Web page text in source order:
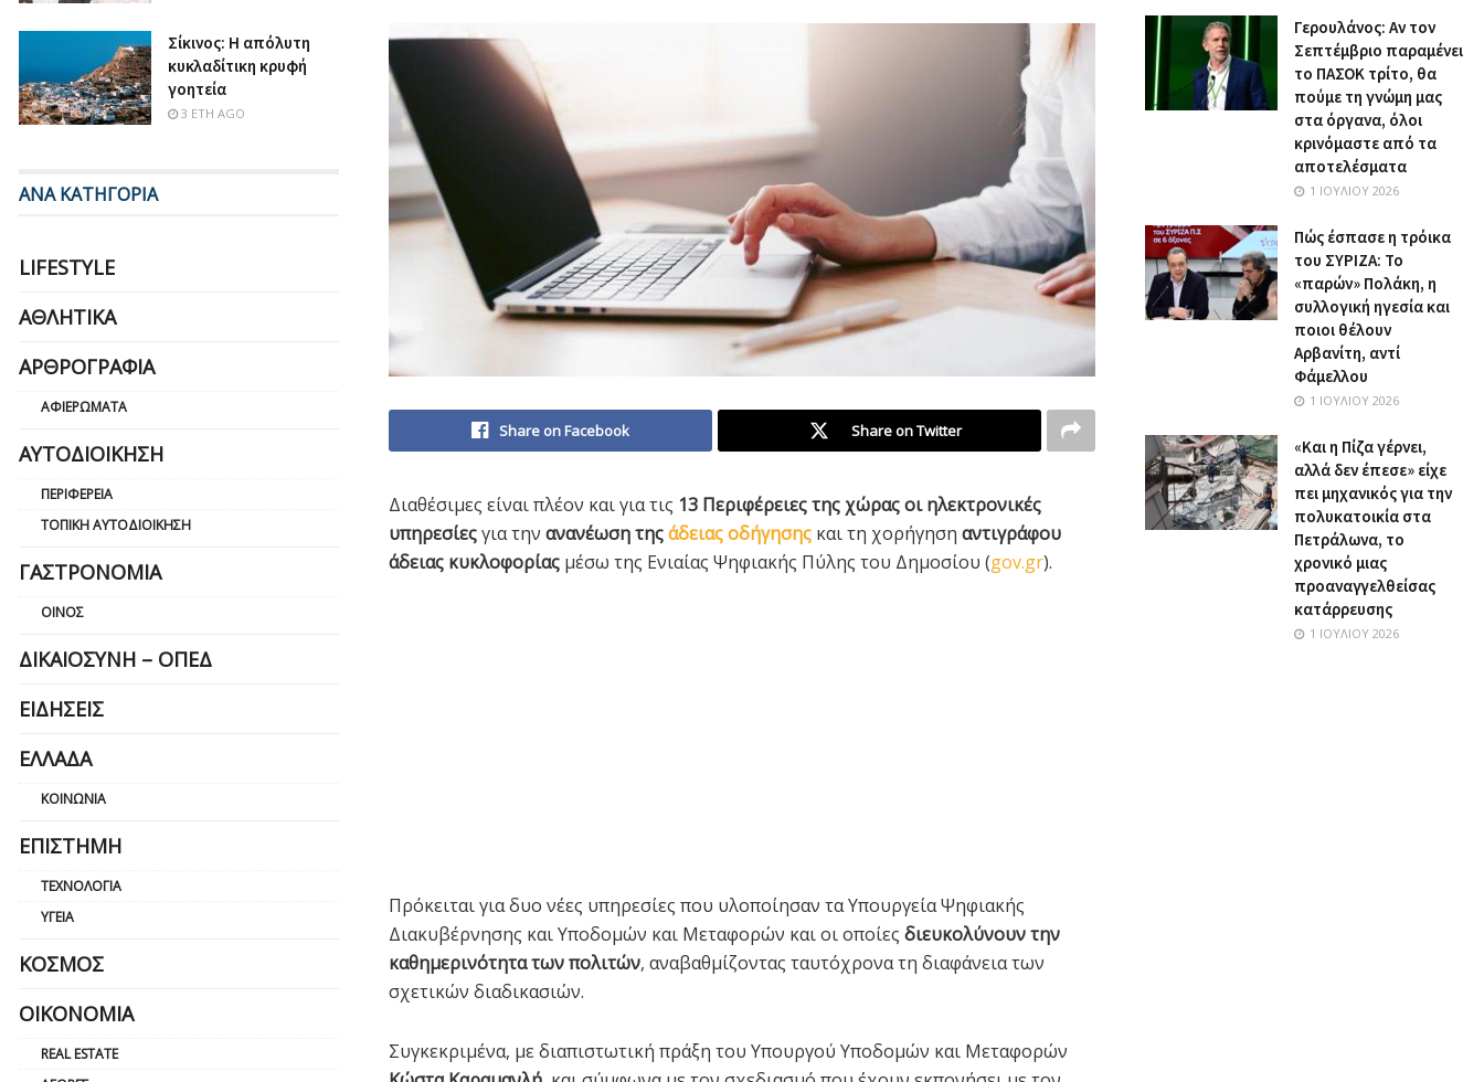
Share on Facebook Share on Twitter
Διαθέσιμες είναι πλέον και για τις 13 Περιφέρειες της χώρας οι ηλεκτρονικές
υπηρεσίεςγια την ανανέωση τηςάδειας οδήγησης και τη χορήγηση αντιγράφου
άδειας κυκλοφορίας μέσω της Ενιαίας Ψηφιακής Πύλης του Δημοσίου (gov.gr).
Πρόκειται για δυο νέες υπηρεσίες που υλοποίησαν τα Υπουργεία Ψηφιακής
Διακυβέρνησης και Υποδομών και Μεταφορών και οι οποίες διευκολύνουν την
καθημερινότητα των πολιτών, αναβαθμίζοντας ταυτόχρονα τη διαφάνεια των
σχετικών διαδικασιών.
Συγκεκριμένα, με διαπιστωτική πράξη του Υπουργού Υποδομών και Μεταφορών
Σίκινος: Η απόλυτη
κυκλαδίτικη κρυφή
γοητεία
3 ΈΤΗ AGO
ΑΝΑ ΚΑΤΗΓΟΡΙΑ
LIFESTYLE
ΑΘΛΗΤΙΚΆ
ΑΡΘΡΟΓΡΑΦΊΑ
ΑΦΙΕΡΏΜΑΤΑ
ΑΥΤΟΔΙΟΊΚΗΣΗ
ΠΕΡΙΦΈΡΕΙΑ
ΤΟΠΙΚΉ ΑΥΤΟΔΙΟΊΚΗΣΗ
ΓΑΣΤΡΟΝΟΜΊΑ
ΟΊΝΟΣ
ΔΙΚΑΙΟΣΎΝΗ – ΟΠΕΔ
ΕΙΔΉΣΕΙΣ
ΕΛΛΆΔΑ
ΚΟΙΝΩΝΊΑ
ΕΠΙΣΤΉΜΗ
ΤΕΧΝΟΛΟΓΊΑ
ΥΓΕΊΑ
ΚΌΣΜΟΣ
ΟΙΚΟΝΟΜΊΑ
REAL ESTATE
Γερουλάνος: Αν τον
Σεπτέμβριο παραμένει
το ΠΑΣΟΚ τρίτο, θα
πούμε τη γνώμη μας
στα όργανα, όλοι
κρινόμαστε από τα
αποτελέσματα
1 ΙΟΥΛΊΟΥ 2026
Πώς έσπασε η τρόικα
του ΣΥΡΙΖΑ: Το
«παρών» Πολάκη, η
συλλογική ηγεσία και
ποιοι θέλουν
Αρβανίτη, αντί
Φάμελλου
1 ΙΟΥΛΊΟΥ 2026
«Και η Πίζα γέρνει,
αλλά δεν έπεσε» είχε
πει μηχανικός για την
πολυκατοικία στα
Πετράλωνα, το
χρονικό μιας
προαναγγελθείσας
κατάρρευσης
1 ΙΟΥΛΊΟΥ 2026